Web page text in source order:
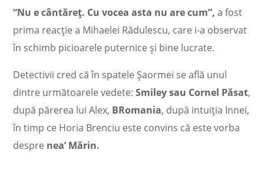
“Nu e cântăreț. Cu vocea asta nu are cum”, a fost
prima reacție a Mihaelei Rădulescu, care i-a observat
în schimb picioarele puternice și bine lucrate.
Detectivii cred că în spatele Șaormei se află unul
dintre următoarele vedete:Smiley sau Cornel Păsat,
după părerea lui Alex, BRomania, după intuiția Innei,
în timp ce Horia Brenciu este convins că este vorba
despre nea’ Mărin.